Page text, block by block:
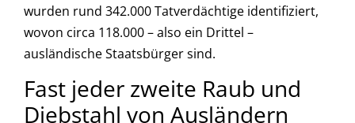
wurden rund 342.000 Tatverdächtige identifiziert,
wovon circa 118.000 – also ein Drittel –
ausländische Staatsbürger sind.
Fast jeder zweite Raub und
Diebstahl von Ausländern